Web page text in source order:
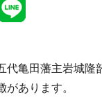
代亀田藩主岩城隆
があります。